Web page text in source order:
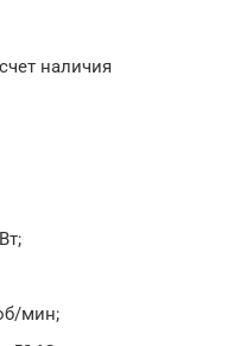
наличия
мин;